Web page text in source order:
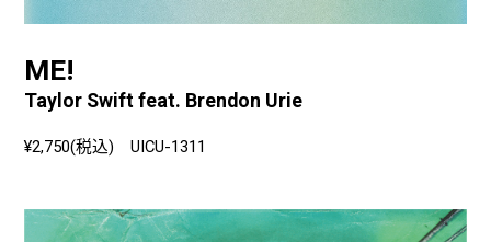
ME!
Taylor Swift feat. Brendon Urie
¥2,750(税込) UICU-1311